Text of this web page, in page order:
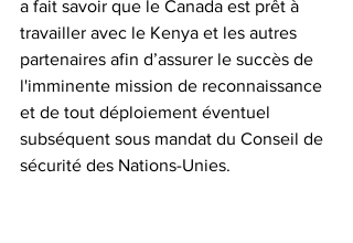
a fait savoir que le Canada est prêt à
travailler avec le Kenya et les autres
partenaires afin d’assurer le succès de
l'imminente mission de reconnaissance
et de tout déploiement éventuel
subséquent sous mandat du Conseil de
sécurité des Nations-Unies.